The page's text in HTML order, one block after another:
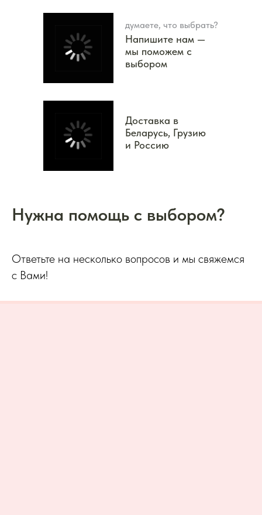
думаете, что выбрать?
Напишите нам —
мы поможем с
выбором
Доставка в
Беларусь, Грузию
и Россию
Нужна помощь с выбором?
Ответьте на несколько вопросов и мы свяжемся
с Вами!